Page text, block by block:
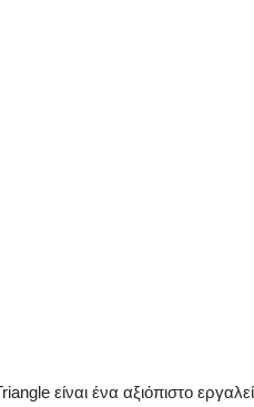
είναι ένα αξιόπιστο